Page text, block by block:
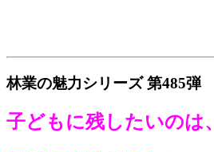
林業の魅力シリーズ 第485弾
子どもに残したいのは、